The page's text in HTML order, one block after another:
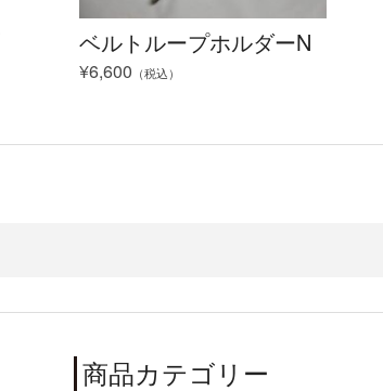
ベルトループホルダーN
¥6,600 （税込）
商品カテゴリー